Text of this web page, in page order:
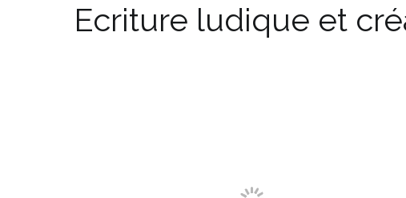
Ecriture ludique et